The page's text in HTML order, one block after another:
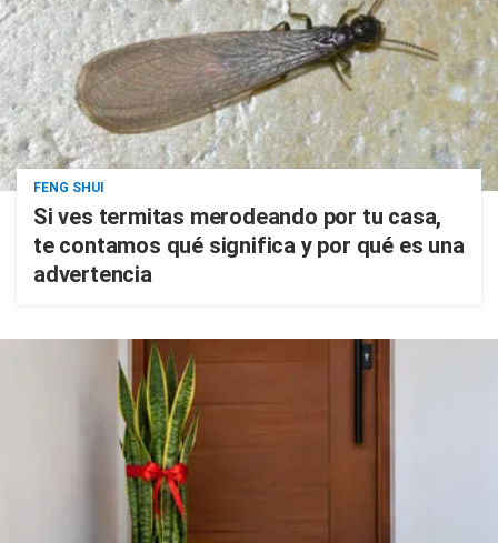
FENG SHUI
Si ves termitas merodeando por tu casa,
te contamos qué significa y por qué es una
advertencia